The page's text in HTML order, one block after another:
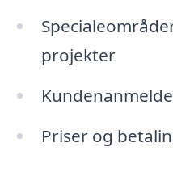
projekter
Priser og